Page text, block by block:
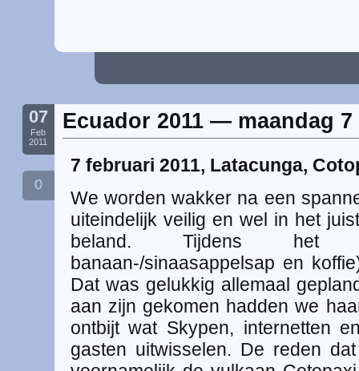
07
Feb
2011
0
Ecuador 2011 — maandag
7 februari 2011, Latacunga,
We worden wakker na een
uiteindelijk veilig en wel in het
beland. Tijdens het
banaan-/sinaasappelsap en
Dat was gelukkig allemaal
aan zijn gekomen hadden we
ontbijt wat Skypen, internetten
gasten uitwisselen. De reden